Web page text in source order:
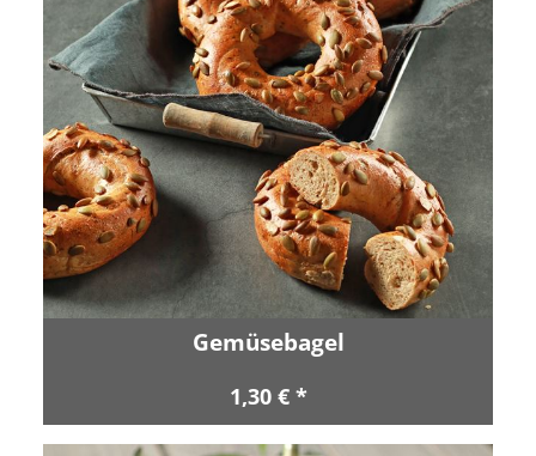
Gemüsebagel
1,30 € *